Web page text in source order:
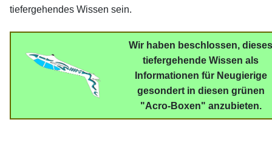
tiefergehendes Wissen sein.
Wir haben beschlossen, dieses
tiefergehende Wissen als
Informationen für Neugierige
gesondert in diesen grünen
"Acro-Boxen" anzubieten.